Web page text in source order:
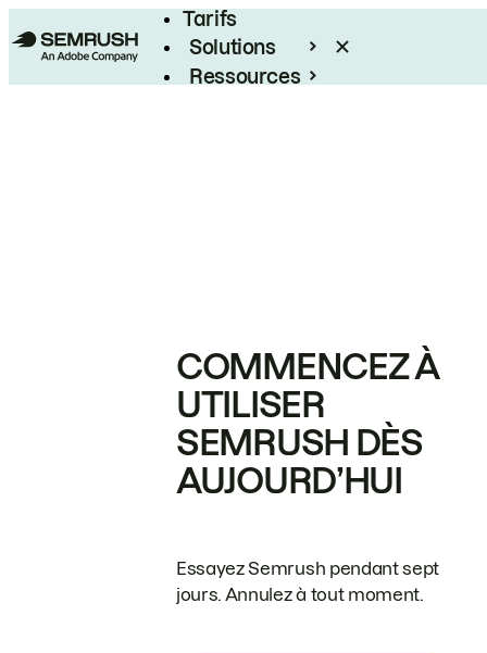
Tarifs
Solutions
Ressources
COMMENCEZ À
UTILISER
SEMRUSH DÈS
AUJOURD’HUI
Essayez Semrush pendant sept
jours. Annulez à tout moment.